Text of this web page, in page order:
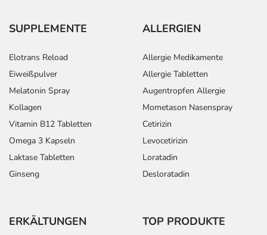
SUPPLEMENTE
Elotrans Reload
Eiweißpulver
Melatonin Spray
Kollagen
Vitamin B12 Tabletten
Omega 3 Kapseln
Laktase Tabletten
Ginseng
ALLERGIEN
Allergie Medikamente
Allergie Tabletten
Augentropfen Allergie
Mometason Nasenspray
Cetirizin
Levocetirizin
Loratadin
Desloratadin
ERKÄLTUNGEN TOP PRODUKTE